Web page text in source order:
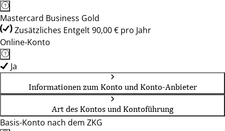
Mastercard Business Gold
Zusätzliches Entgelt 90,00 € pro Jahr
Online-Konto
Ja
Informationen zum Konto und Konto-Anbieter
Art des Kontos und Kontoführung
Basis-Konto nach dem ZKG